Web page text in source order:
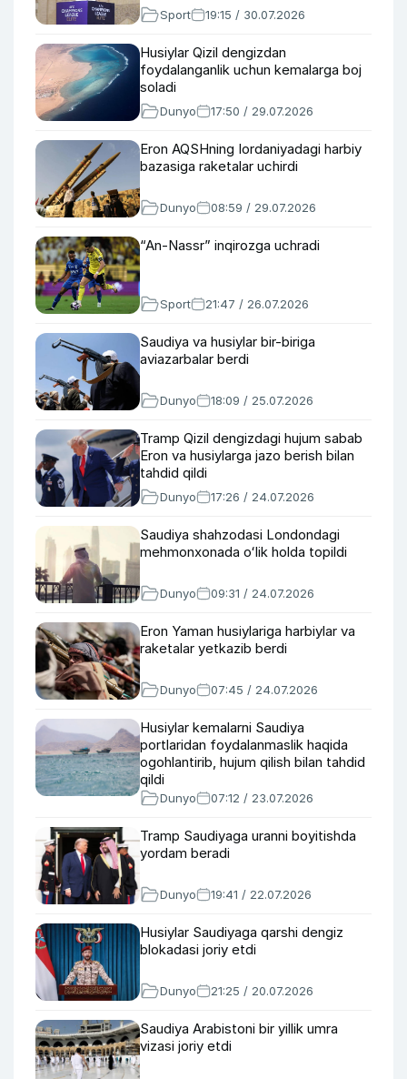
Sport 19:15 / 30.07.2026
Husiylar Qizil dengizdan
foydalanganlik uchun kemalarga boj
soladi
Dunyo 17:50 / 29.07.2026
Eron AQSHning Iordaniyadagi harbiy
bazasiga raketalar uchirdi
Dunyo 08:59 / 29.07.2026
“An-Nassr” inqirozga uchradi
Sport 21:47 / 26.07.2026
Saudiya va husiylar bir-biriga
aviazarbalar berdi
Dunyo 18:09 / 25.07.2026
Tramp Qizil dengizdagi hujum sabab
Eron va husiylarga jazo berish bilan
tahdid qildi
Dunyo 17:26 / 24.07.2026
Saudiya shahzodasi Londondagi
mehmonxonada oʻlik holda topildi
Dunyo 09:31 / 24.07.2026
Eron Yaman husiylariga harbiylar va
raketalar yetkazib berdi
Dunyo 07:45 / 24.07.2026
Husiylar kemalarni Saudiya
portlaridan foydalanmaslik haqida
ogohlantirib, hujum qilish bilan tahdid
qildi
Dunyo 07:12 / 23.07.2026
Tramp Saudiyaga uranni boyitishda
yordam beradi
Dunyo 19:41 / 22.07.2026
Husiylar Saudiyaga qarshi dengiz
blokadasi joriy etdi
Dunyo 21:25 / 20.07.2026
Saudiya Arabistoni bir yillik umra
vizasi joriy etdi